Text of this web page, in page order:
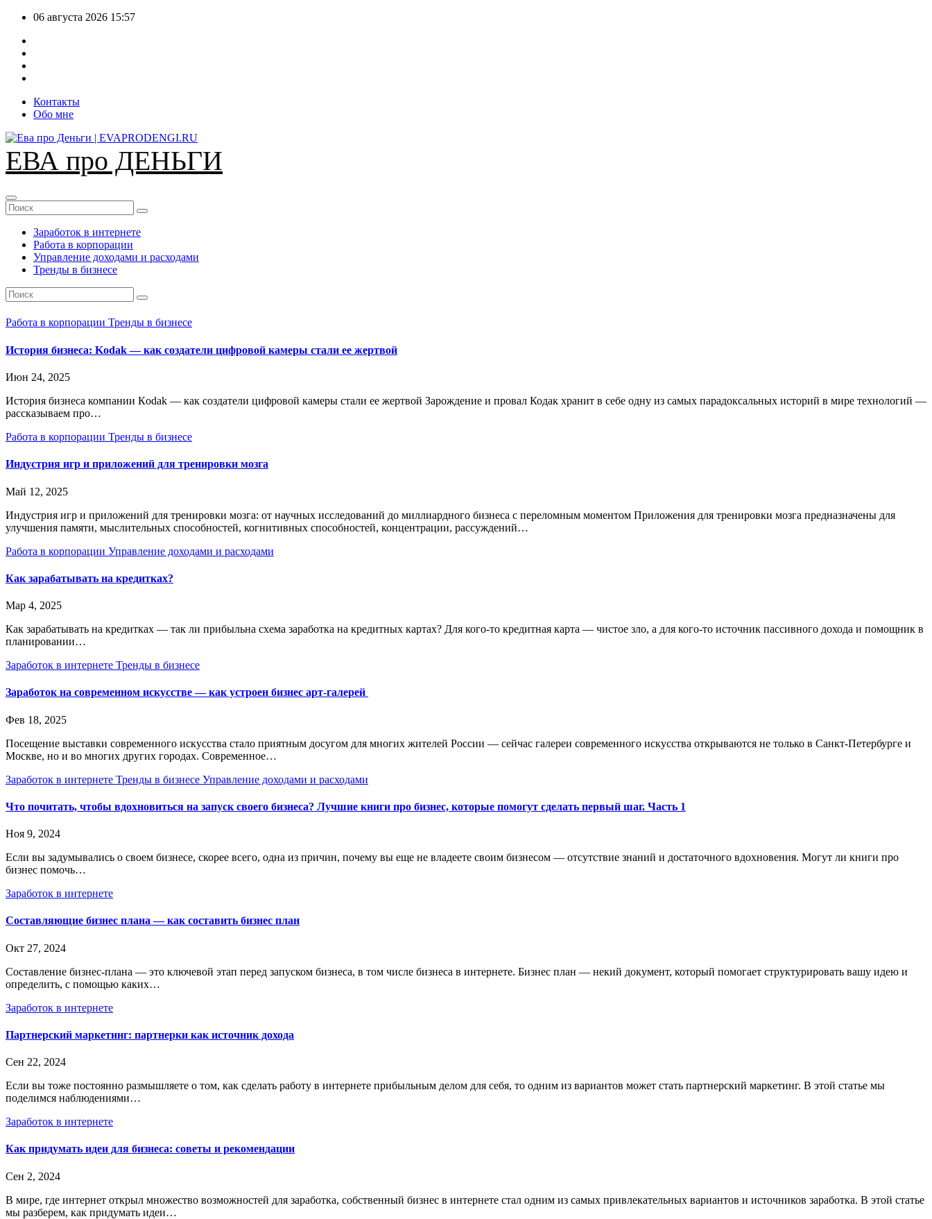
Перейти
содержимому
06 августа 2026 15:57
Контакты
Обо мне
ЕВА про ДЕНЬГИ
Заработок в интернете
Работа в корпорации
Управление доходами и расходами
Тренды в бизнесе
Работа в корпорации Тренды в бизнесе
История бизнеса: Kodak — как создатели цифровой камеры стали ее жертвой
Июн 24, 2025
История бизнеса компании Кodak — как создатели цифровой камеры стали ее жертвой Зарождение и провал Кодак хранит в себе одну из самых парадоксальных историй в мире технологий —
рассказываем про…
Работа в корпорации Тренды в бизнесе
Индустрия игр и приложений для тренировки мозга
Май 12, 2025
Индустрия игр и приложений для тренировки мозга: от научных исследований до миллиардного бизнеса с переломным моментом Приложения для тренировки мозга предназначены для
улучшения памяти, мыслительных способностей, когнитивных способностей, концентрации, рассуждений…
Работа в корпорации Управление доходами и расходами
Как зарабатывать на кредитках?
Мар 4, 2025
Как зарабатывать на кредитках — так ли прибыльна схема заработка на кредитных картах? Для кого-то кредитная карта — чистое зло, а для кого-то источник пассивного дохода и помощник в
планировании…
Заработок в интернете Тренды в бизнесе
Заработок на современном искусстве — как устроен бизнес арт-галерей
Фев 18, 2025
Посещение выставки современного искусства стало приятным досугом для многих жителей России — сейчас галереи современного искусства открываются не только в Санкт-Петербурге и
Москве, но и во многих других городах. Современное…
Заработок в интернете Тренды в бизнесе Управление доходами и расходами
Что почитать, чтобы вдохновиться на запуск своего бизнеса? Лучшие книги про бизнес, которые помогут сделать первый шаг. Часть 1
Ноя 9, 2024
Если вы задумывались о своем бизнесе, скорее всего, одна из причин, почему вы еще не владеете своим бизнесом — отсутствие знаний и достаточного вдохновения. Могут ли книги про
бизнес помочь…
Заработок в интернете
Составляющие бизнес плана — как составить бизнес план
Окт 27, 2024
Составление бизнес-плана — это ключевой этап перед запуском бизнеса, в том числе бизнеса в интернете. Бизнес план — некий документ, который помогает структурировать вашу идею и
определить, с помощью каких…
Заработок в интернете
Партнерский маркетинг: партнерки как источник дохода
Сен 22, 2024
Если вы тоже постоянно размышляете о том, как сделать работу в интернете прибыльным делом для себя, то одним из вариантов может стать партнерский маркетинг. В этой статье мы
поделимся наблюдениями…
Заработок в интернете
Как придумать идеи для бизнеса: советы и рекомендации
Сен 2, 2024
В мире, где интернет открыл множество возможностей для заработка, собственный бизнес в интернете стал одним из самых привлекательных вариантов и источников заработка. В этой статье
мы разберем, как придумать идеи…